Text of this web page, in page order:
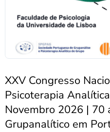
XXV Congresso
Psicoterapia
Novembro 2026 | 70
Grupanalítico em